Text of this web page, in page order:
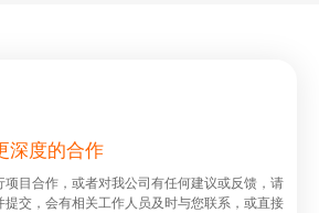
深度的合作
⽬合作，或者对我公司有任何建议或反馈，请
交，会有相关⼯作⼈员及时与您联系，或直接